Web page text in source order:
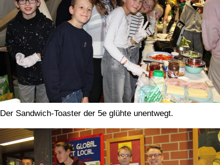
Der Sandwich-Toaster der 5e glühte unentwegt.